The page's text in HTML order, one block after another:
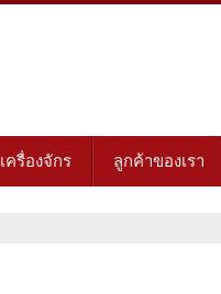
เครื่องจักร ลูกค้าของเรา